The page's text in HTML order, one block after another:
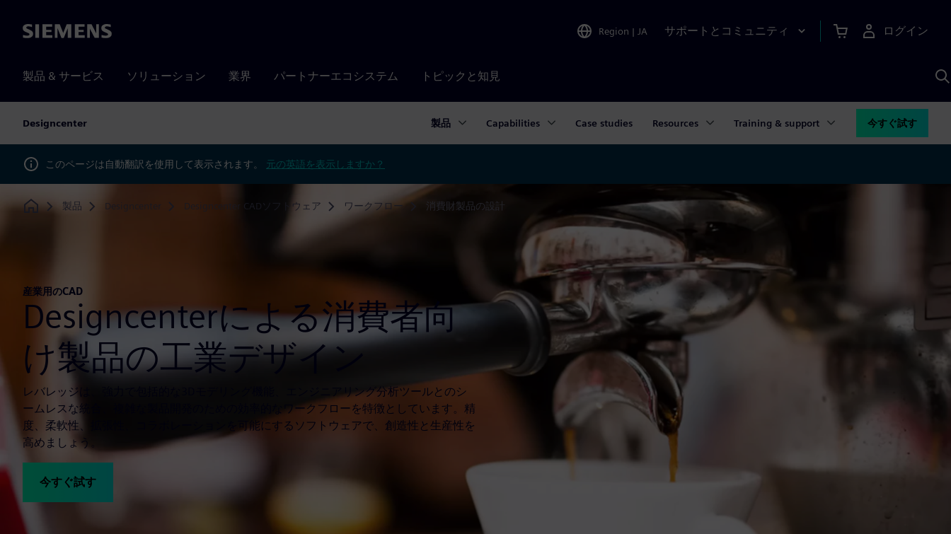
Siemens Region | JA サポートとコミュニティ ログイン
製品 & サービス ソリューション 業界 パートナーエコシステム トピックと知見
Designcenter 製品 Capabilities Case studies Resources Training & support 今すぐ試す
このページは自動翻訳を使用して表示されます。 元の英語を表示しますか？
Home
製品 Designcenter Designcenter CADソフトウェア ワークフロー 消費財製品の設計
産業用のCAD
Designcenterによる消費者向
け製品の工業デザイン
レバレッジは、強力で包括的な3Dモデリング機能、エンジニアリング分析ツールとのシ
ームレスな統合、複雑な製品開発のための効率的なワークフローを特徴としています。精
度、柔軟性、拡張性、コラボレーションを可能にするソフトウェアで、創造性と生産性を
高めましょう。
今すぐ試す